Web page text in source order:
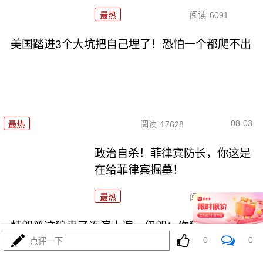
最热 阅读 6091
美国踏进3个大坑把自己埋了！恐怕一个都爬不出
最热 阅读 17628 08-03
政治自杀！菲律宾防长，你这是
在给菲律宾掘墓！
最热 阅读 7090
特朗普这狼来了连演十遍，伊朗：你猜我信不信？
点评一下 0 0